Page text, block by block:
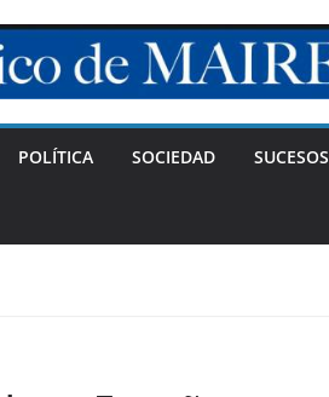
POLÍTICA SOCIEDAD SUCESOS